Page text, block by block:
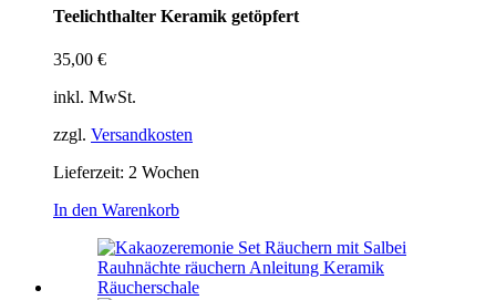
Teelichthalter Keramik getöpfert
35,00 €
inkl. MwSt.
zzgl. Versandkosten
Lieferzeit: 2 Wochen
In den Warenkorb